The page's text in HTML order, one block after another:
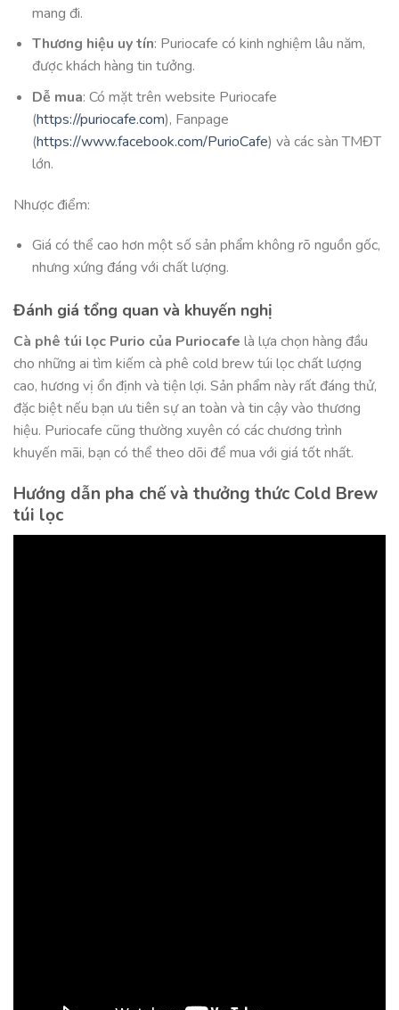
mang đi.
Thương hiệu uy tín: Puriocafe có kinh nghiệm lâu năm,
được khách hàng tin tưởng.
Dễ mua: Có mặt trên website Puriocafe
(https://puriocafe.com), Fanpage
(https://www.facebook.com/PurioCafe) và các sàn TMĐT
lớn.
Nhược điểm:
Giá có thể cao hơn một số sản phẩm không rõ nguồn gốc,
nhưng xứng đáng với chất lượng.
Đánh giá tổng quan và khuyến nghị
Cà phê túi lọc Purio của Puriocafe là lựa chọn hàng đầu
cho những ai tìm kiếm cà phê cold brew túi lọc chất lượng
cao, hương vị ổn định và tiện lợi. Sản phẩm này rất đáng thử,
đặc biệt nếu bạn ưu tiên sự an toàn và tin cậy vào thương
hiệu. Puriocafe cũng thường xuyên có các chương trình
khuyến mãi, bạn có thể theo dõi để mua với giá tốt nhất.
Hướng dẫn pha chế và thưởng thức Cold Brew
túi lọc